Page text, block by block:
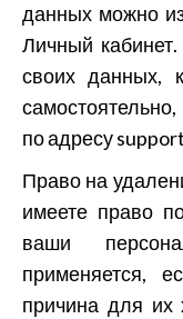
данных можно
Личный
своих данных,
по адресу
Право на
имеете право
ваши
применяется,
причина для их